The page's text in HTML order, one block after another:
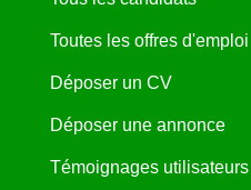
Toutes les offres d'emploi
Déposer un CV
Déposer une annonce
Témoignages utilisateurs